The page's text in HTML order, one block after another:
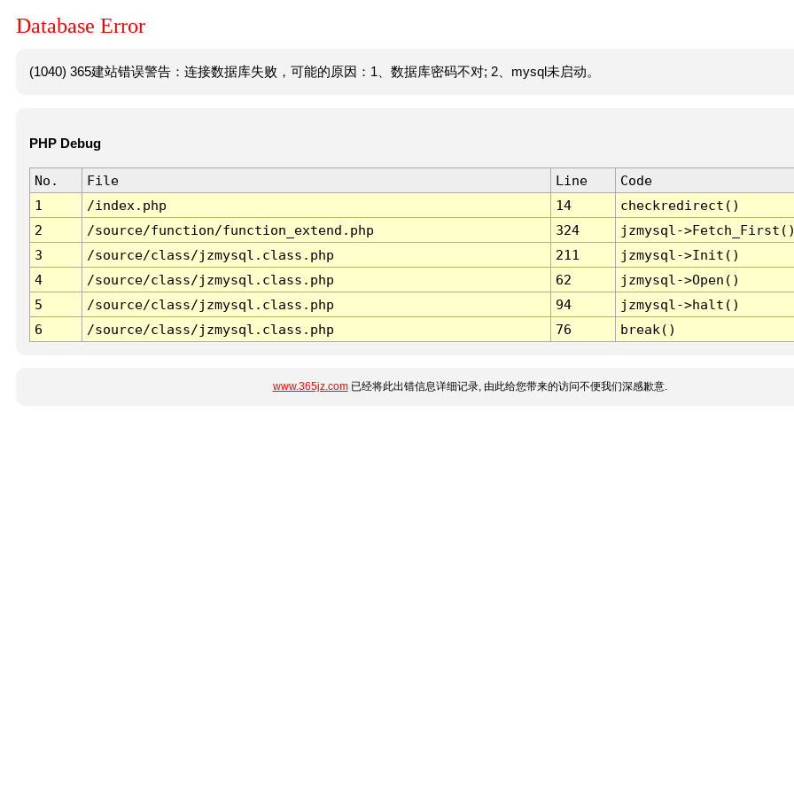
Database Error
(1040) 365建站错误警告：连接数据库失败，可能的原因：1、数据库密码不对; 2、mysql未启动。
PHP Debug
No. File Line
Code
1
/index.php 14
checkredirect()
2
/source/function/function_extend.php 324
jzmysql-
3
/source/class/jzmysql.class.php 211
jzmysql->Init()
4
/source/class/jzmysql.class.php 62
jzmysql->Open()
5
/source/class/jzmysql.class.php 94
jzmysql->halt()
6
/source/class/jzmysql.class.php 76 break()
www.365jz.com已经将此出错信息详细记录, 由此给您带来的访问不便我们深感歉意.